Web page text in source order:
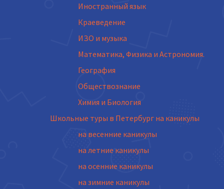
Иностранный язык
Краеведение
ИЗО и музыка
Математика, Физика и Астрономия.
География
Обществознание
Химия и Биология
Школьные туры в Петербург на каникулы
на весенние каникулы
на летние каникулы
на осенние каникулы
на зимние каникулы